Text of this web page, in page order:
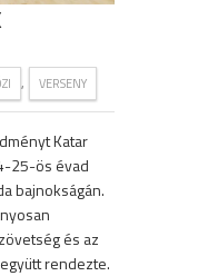
, VERSENY
Katar
25-ös évad
bajnokságán.
és az
rendezte.